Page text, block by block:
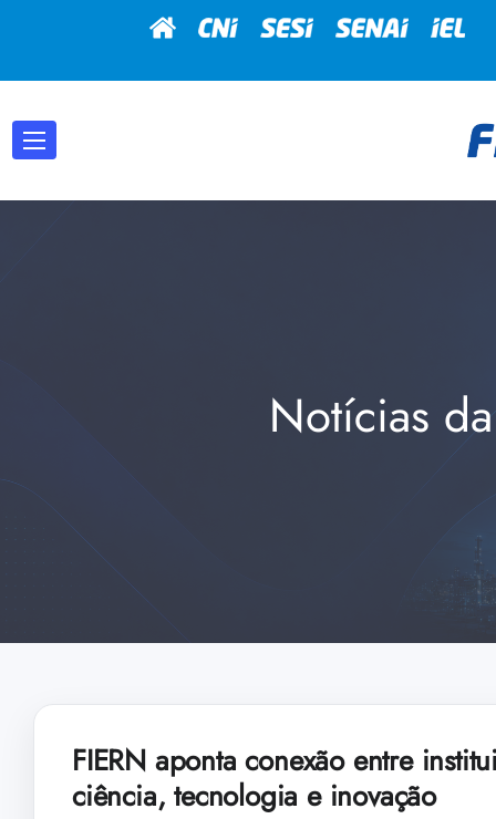
Notícias
FIERN aponta conexão entre
ciência, tecnologia e inovação